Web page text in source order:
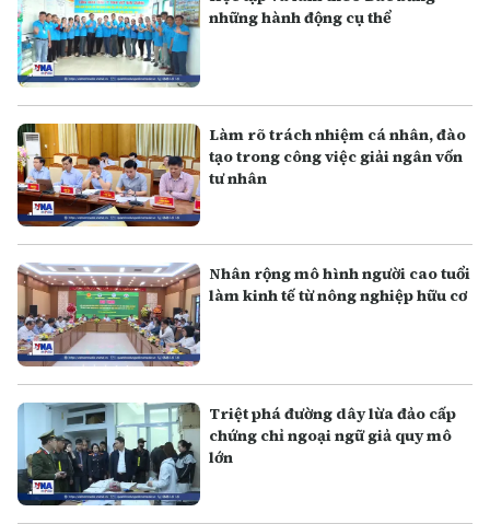
những hành động cụ thể
Làm rõ trách nhiệm cá nhân, đào
tạo trong công việc giải ngân vốn
tư nhân
Nhân rộng mô hình người cao tuổi
làm kinh tế từ nông nghiệp hữu cơ
Triệt phá đường dây lừa đảo cấp
chứng chỉ ngoại ngữ giả quy mô
lớn